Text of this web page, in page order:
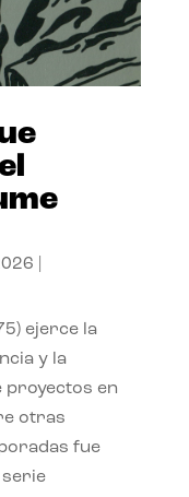
ejerce la
y la
proyectos en
otras
fue
serie